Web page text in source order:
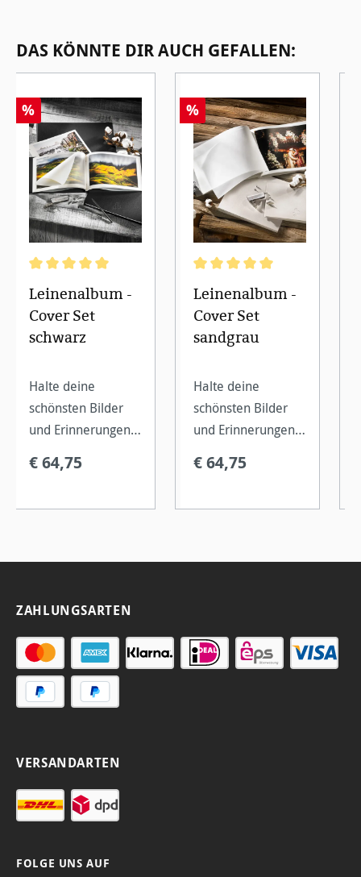
DAS KÖNNTE DIR AUCH GEFALLEN:
%
Leinenalbum -
Cover Set
schwarz
Halte deine
schönsten Bilder
und Erinnerungen
dein eigenes
€ 64,75
%
Leinenalbum -
Cover Set
sandgrau
Halte deine
schönsten Bilder
und Erinnerungen
dein eigenes
€ 64,75
ZAHLUNGSARTEN
VERSANDARTEN
FOLGE UNS AUF